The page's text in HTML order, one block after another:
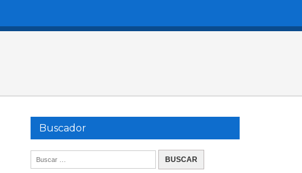
Buscador